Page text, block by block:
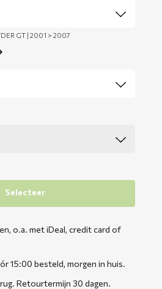
GT | 2001 > 2007
Selecteer
o.a. met iDeal, credit card of
15:00 besteld, morgen in huis.
Retourtermijn 30 dagen.